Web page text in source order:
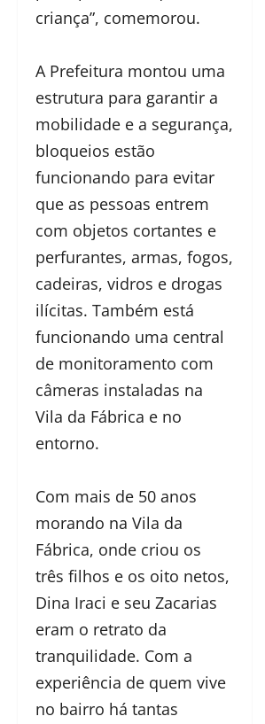
criança”, comemorou.
A Prefeitura montou uma
estrutura para garantir a
mobilidade e a segurança,
bloqueios estão
funcionando para evitar
que as pessoas entrem
com objetos cortantes e
perfurantes, armas, fogos,
cadeiras, vidros e drogas
ilícitas. Também está
funcionando uma central
de monitoramento com
câmeras instaladas na
Vila da Fábrica e no
entorno.
Com mais de 50 anos
morando na Vila da
Fábrica, onde criou os
três filhos e os oito netos,
Dina Iraci e seu Zacarias
eram o retrato da
tranquilidade. Com a
experiência de quem vive
no bairro há tantas